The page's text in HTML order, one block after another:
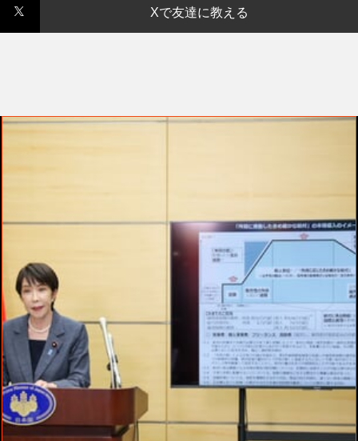
Xで友達に教える